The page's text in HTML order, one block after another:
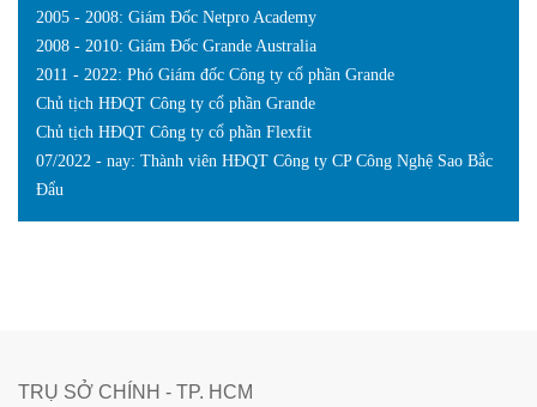
2005 - 2008: Giám Đốc Netpro Academy
2008 - 2010: Giám Đốc Grande Australia
2011 - 2022: Phó Giám đốc Công ty cổ phần Grande
Chủ tịch HĐQT Công ty cổ phần Grande
Chủ tịch HĐQT Công ty cổ phần Flexfit
07/2022 - nay: Thành viên HĐQT Công ty CP Công Nghệ Sao Bắc
Đẩu
TRỤ SỞ CHÍNH - TP. HCM